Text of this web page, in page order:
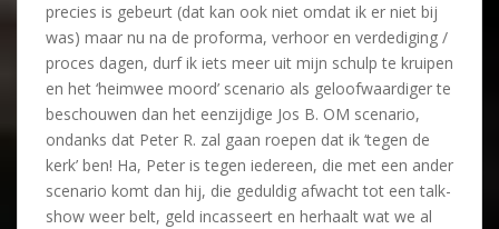
precies is gebeurt (dat kan ook niet omdat ik er niet bij
was) maar nu na de proforma, verhoor en verdediging /
proces dagen, durf ik iets meer uit mijn schulp te kruipen
en het ‘heimwee moord’ scenario als geloofwaardiger te
beschouwen dan het eenzijdige Jos B. OM scenario,
ondanks dat Peter R. zal gaan roepen dat ik ‘tegen de
kerk’ ben! Ha, Peter is tegen iedereen, die met een ander
scenario komt dan hij, die geduldig afwacht tot een talk-
show weer belt, geld incasseert en herhaalt wat we al